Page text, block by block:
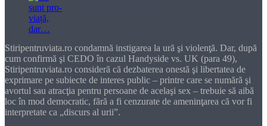
Stiripentruviata.ro condamnă instigarea la ură şi violenţă. Dar, după
cum confirmă şi CEDO în cazul Handyside vs. UK (para 49),
Stiripentruviata.ro consideră că dezbaterea onestă şi libertatea de
exprimare pe subiecte de interes public – printre care se numără şi
avortul sau atracţia pentru persoane de acelaşi sex – trebuie să aibă
loc în mod democratic, fără a fi cenzurate de ameninţarea că vor fi
interpretate ca „discurs al urii”.